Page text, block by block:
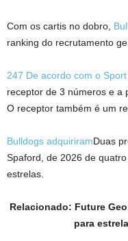
Com os cartis no dobro,
ranking do recrutamento
247 De acordo com o
receptor de 3 números e a
O receptor também é um
Bulldogs adquiriramDuas
Spaford, de 2026 de
estrelas.
Relacionado: Future
para